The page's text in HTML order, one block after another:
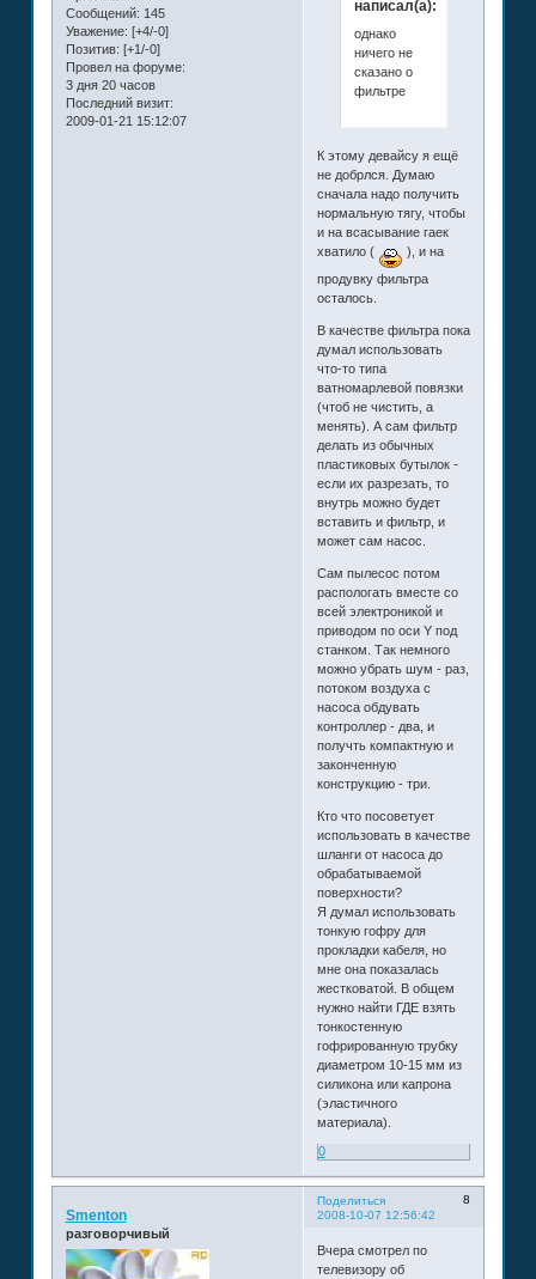
Сообщений: 145
Уважение: [+4/-0]
Позитив: [+1/-0]
Провел на форуме:
3 дня 20 часов
Последний визит:
2009-01-21 15:12:07
написал(а):
однако
ничего не
сказано о
фильтре
К этому девайсу я ещё
не добрлся. Думаю
сначала надо получить
нормальную тягу, чтобы
и на всасывание гаек
хватило (
), и на
продувку фильтра
осталось.
В качестве фильтра пока
думал использовать
что-то типа
ватномарлевой повязки
(чтоб не чистить, а
менять). А сам фильтр
делать из обычных
пластиковых бутылок -
если их разрезать, то
внутрь можно будет
вставить и фильтр, и
может сам насос.
Сам пылесос потом
распологать вместе со
всей электроникой и
приводом по оси Y под
станком. Так немного
можно убрать шум - раз,
потоком воздуха с
насоса обдувать
контроллер - два, и
получть компактную и
законченную
конструкцию - три.
Кто что посоветует
использовать в качестве
шланги от насоса до
обрабатываемой
поверхности?
Я думал использовать
тонкую гофру для
прокладки кабеля, но
мне она показалась
жестковатой. В общем
нужно найти ГДЕ взять
тонкостенную
гофрированную трубку
диаметром 10-15 мм из
силикона или капрона
(эластичного
материала).
0
Поделиться
8
2008-10-07 12:56:42
Smenton
разговорчивый
Вчера смотрел по
телевизору об